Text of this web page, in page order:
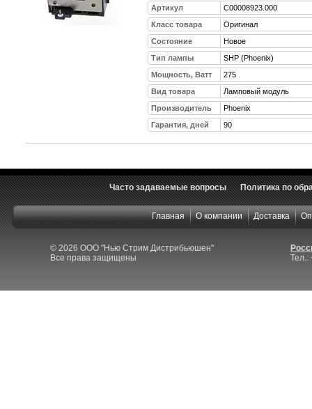
Артикул
C00008923.000
Класс товара
Оригинал
Состояние
Новое
Тип лампы
SHP (Phoenix)
Мощность, Ватт
275
Вид товара
Ламповый модуль
Производитель
Phoenix
Гарантия, дней
90
Часто задаваемые вопросы Политика по
Главная О компании Доставка
© 2026 ООО "Нью Стрим Дистрибьюшен"
Все права защищены
Тел.: